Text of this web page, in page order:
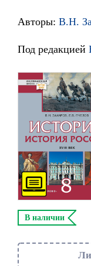
Авторы: В.Н.
Под редакцией
В наличии